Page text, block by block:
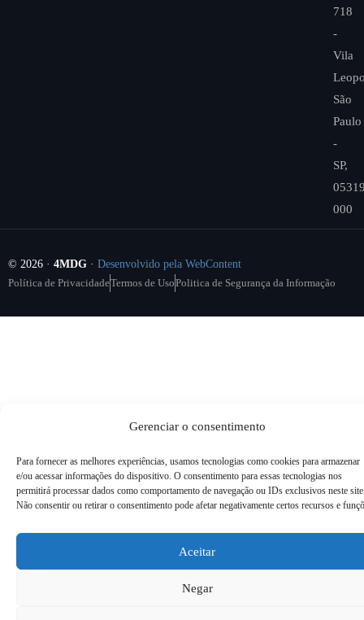
experiência, melhorar o desempenho, analisar
como você interage em nosso site e
Saiba mais
experiência, melhorar o desempenho, analisar
como você interage em nosso site e
Saiba mais
Gerenciar o consentimento
Para fornecer as melhores experiências, usamos tecnologias como cookies para armazenar
e/ou acessar informações do dispositivo. O consentimento para essas tecnologias nos
permitirá processar dados como comportamento de navegação ou IDs exclusivos neste
Não consentir ou retirar o consentimento pode afetar negativamente certos recursos e
Aceitar
Negar
718
-
Vila
São
Paulo
-
SP,
000
© 2026 · 4MDG · Desenvolvido pela WebContent
Política de PrivacidadeTermos de UsoPolitica de Segurança da Informação